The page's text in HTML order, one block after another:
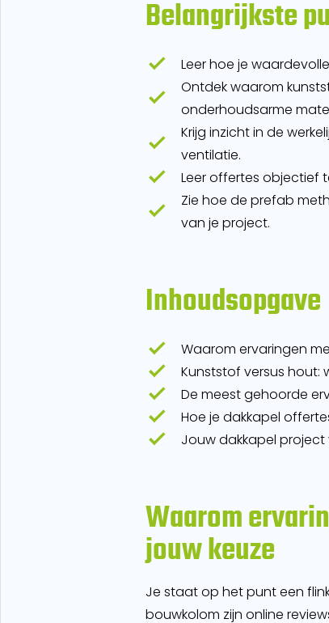
Belangrijkste
Leer hoe je
Ontdek waarom
onderhoudsarme
Krijg inzicht in de
ventilatie.
Leer offertes objectief
Zie hoe de prefab
van je project.
Inhoudsopgave
Waarom ervaringen
Kunststof versus hout:
De meest gehoorde
Hoe je dakkapel
Jouw dakkapel
Waarom
jouw keuze
Je staat op het punt een
bouwkolom zijn online